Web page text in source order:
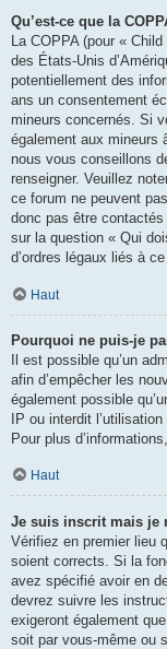
Qu’est-ce que la
La COPPA (pour «
des États-Unis
potentiellement des
ans un consentement
mineurs concernés. Si
également aux mineurs
nous vous conseillons
renseigner. Veuillez
ce forum ne peuvent
donc pas être
sur la question « Qui
d’ordres légaux liés à
Haut
Pourquoi ne puis-je
Il est possible qu’un
afin d’empêcher les
également possible
IP ou interdit
Pour plus
Haut
Je suis inscrit mais je
Vérifiez en premier lieu
soient corrects. Si la
avez spécifié avoir en
devrez suivre les
exigeront également
soit par vous-même ou